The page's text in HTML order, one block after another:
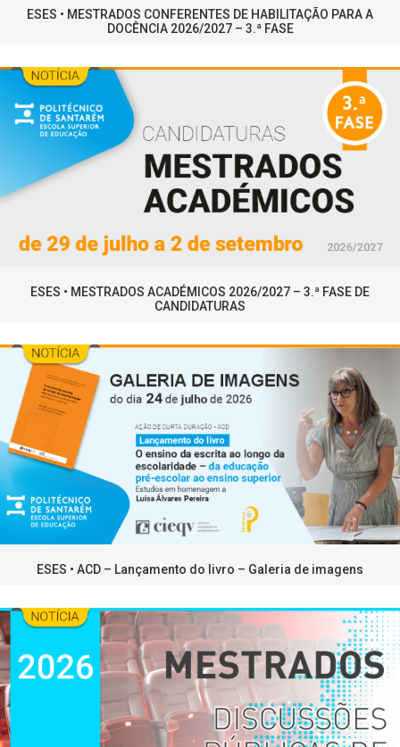
ESES • MESTRADOS CONFERENTES DE HABILITAÇÃO PARA A
DOCÊNCIA 2026/2027 – 3.ª FASE
ESES • MESTRADOS ACADÉMICOS 2026/2027 – 3.ª FASE DE
CANDIDATURAS
ESES • ACD – Lançamento do livro – Galeria de imagens